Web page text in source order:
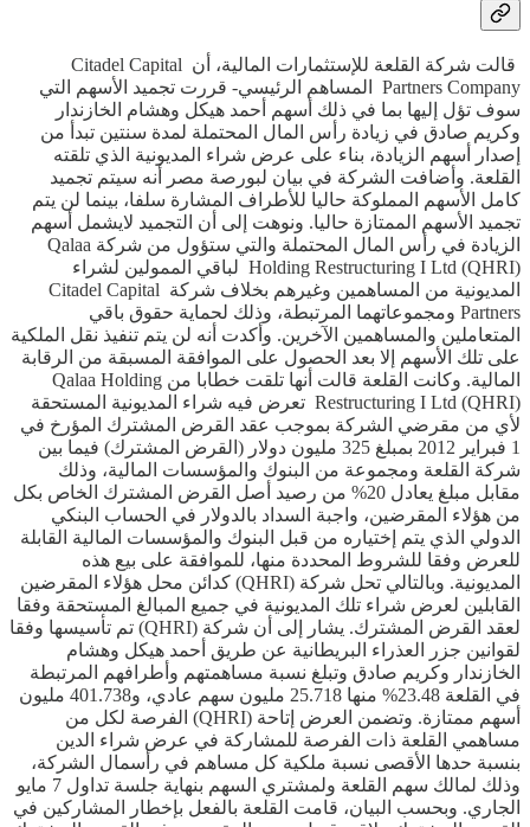
قالت شركة القلعة للإستثمارات المالية، أن Citadel Capital
Partners Company المساهم الرئيسي- قررت تجميد الأسهم التي
سوف تؤل إليها بما في ذلك أسهم أحمد هيكل وهشام الخازندار
وكريم صادق في زيادة رأس المال المحتملة لمدة سنتين تبدأ من
إصدار أسهم الزيادة، بناء على عرض شراء المديونية الذي تلقته
القلعة. وأضافت الشركة في بيان لبورصة مصر أنه سيتم تجميد
كامل الأسهم المملوكة حاليا للأطراف المشارة سلفا، بينما لن يتم
تجميد الأسهم الممتازة حاليا. ونوهت إلى أن التجميد لايشمل أسهم
الزيادة في رأس المال المحتملة والتي ستؤول من شركة Qalaa
Holding Restructuring I Ltd (QHRI) لباقي الممولين لشراء
المديونية من المساهمين وغيرهم بخلاف شركة Citadel Capital
Partners ومجموعاتهما المرتبطة، وذلك لحماية حقوق باقي
المتعاملين والمساهمين الآخرين. وأكدت أنه لن يتم تنفيذ نقل الملكية
على تلك الأسهم إلا بعد الحصول على الموافقة المسبقة من الرقابة
المالية. وكانت القلعة قالت أنها تلقت خطابا من Qalaa Holding
Restructuring I Ltd (QHRI) تعرض فيه شراء المديونية المستحقة
لأي من مقرضي الشركة بموجب عقد القرض المشترك المؤرخ في
1 فبراير 2012 بمبلغ 325 مليون دولار (القرض المشترك) فيما بين
شركة القلعة ومجموعة من البنوك والمؤسسات المالية، وذلك
مقابل مبلغ يعادل 20% من رصيد أصل القرض المشترك الخاص بكل
من هؤلاء المقرضين، واجبة السداد بالدولار في الحساب البنكي
الدولي الذي يتم إختياره من قبل البنوك والمؤسسات المالية القابلة
للعرض وفقا للشروط المحددة منها، للموافقة على بيع هذه
المديونية. وبالتالي تحل شركة (QHRI) كدائن محل هؤلاء المقرضين
القابلين لعرض شراء تلك المديونية في جميع المبالغ المستحقة وفقا
لعقد القرض المشترك. يشار إلى أن شركة (QHRI) تم تأسيسها وفقا
لقوانين جزر العذراء البريطانية عن طريق أحمد هيكل وهشام
الخازندار وكريم صادق وتبلغ نسبة مساهمتهم وأطرافهم المرتبطة
في القلعة 23.48% منها 25.718 مليون سهم عادي، و401.738 مليون
أسهم ممتازة. وتضمن العرض إتاحة (QHRI) الفرصة لكل من
مساهمي القلعة ذات الفرصة للمشاركة في عرض شراء الدين
بنسبة حدها الأقصى نسبة ملكية كل مساهم في رأسمال الشركة،
وذلك لمالك سهم القلعة ولمشتري السهم بنهاية جلسة تداول 7 مايو
الجاري. وبحسب البيان، قامت القلعة بالفعل بإخطار المشاركين في